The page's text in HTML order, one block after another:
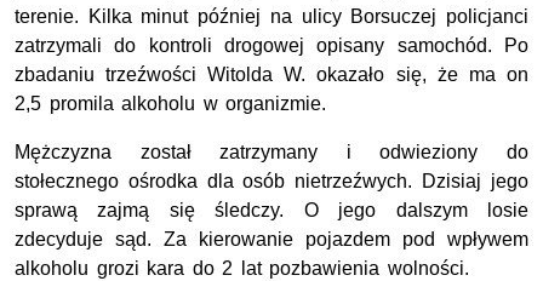
terenie. Kilka minut później na ulicy Borsuczej policjanci
zatrzymali do kontroli drogowej opisany samochód. Po
zbadaniu trzeźwości Witolda W. okazało się, że ma on
2,5 promila alkoholu w organizmie.
Mężczyzna został zatrzymany i odwieziony do
stołecznego ośrodka dla osób nietrzeźwych. Dzisiaj jego
sprawą zajmą się śledczy. O jego dalszym losie
zdecyduje sąd. Za kierowanie pojazdem pod wpływem
alkoholu grozi kara do 2 lat pozbawienia wolności.